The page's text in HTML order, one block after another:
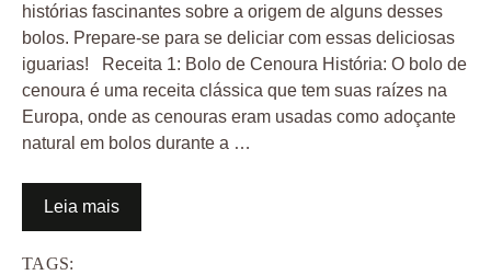
histórias fascinantes sobre a origem de alguns desses
bolos. Prepare-se para se deliciar com essas deliciosas
iguarias! Receita 1: Bolo de Cenoura História: O bolo de
cenoura é uma receita clássica que tem suas raízes na
Europa, onde as cenouras eram usadas como adoçante
natural em bolos durante a …
Leia mais
TAGS: